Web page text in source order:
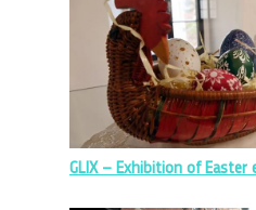
GLIX – Exhibition of Easter